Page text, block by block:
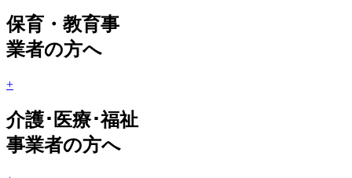
保育・教育事
業者の方へ
+
介護･医療･福祉
事業者の方へ